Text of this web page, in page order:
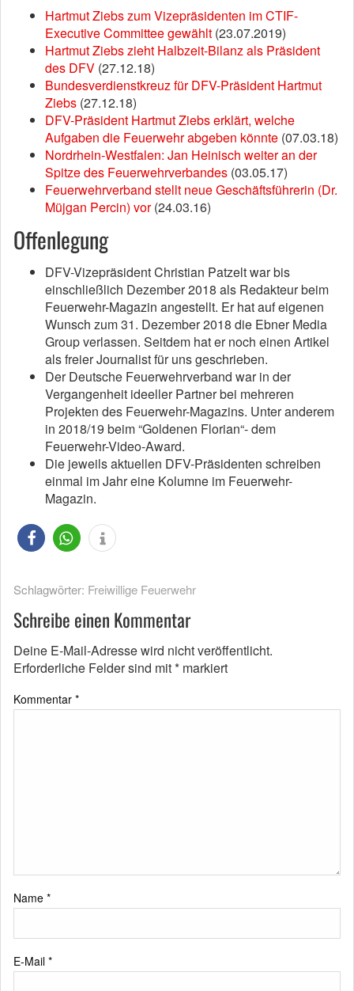
Hartmut Ziebs zum Vizepräsidenten im CTIF-
Executive Committee gewählt (23.07.2019)
Hartmut Ziebs zieht Halbzeit-Bilanz als Präsident
des DFV (27.12.18)
Bundesverdienstkreuz für DFV-Präsident Hartmut
Ziebs (27.12.18)
DFV-Präsident Hartmut Ziebs erklärt, welche
Aufgaben die Feuerwehr abgeben könnte (07.03.18)
Nordrhein-Westfalen: Jan Heinisch weiter an der
Spitze des Feuerwehrverbandes (03.05.17)
Feuerwehrverband stellt neue Geschäftsführerin (Dr.
Müjgan Percin) vor(24.03.16)
Offenlegung
DFV-Vizepräsident Christian Patzelt war bis
einschließlich Dezember 2018 als Redakteur beim
Feuerwehr-Magazin angestellt. Er hat auf eigenen
Wunsch zum 31. Dezember 2018 die Ebner Media
Group verlassen. Seitdem hat er noch einen Artikel
als freier Journalist für uns geschrieben.
Der Deutsche Feuerwehrverband war in der
Vergangenheit ideeller Partner bei mehreren
Projekten des Feuerwehr-Magazins. Unter anderem
in 2018/19 beim “Goldenen Florian“- dem
Feuerwehr-Video-Award.
Die jeweils aktuellen DFV-Präsidenten schreiben
einmal im Jahr eine Kolumne im Feuerwehr-
Magazin.
Schlagwörter: Freiwillige Feuerwehr
Schreibe einen Kommentar
Deine E-Mail-Adresse wird nicht veröffentlicht.
Erforderliche Felder sind mit* markiert
Kommentar *
Name *
E-Mail *